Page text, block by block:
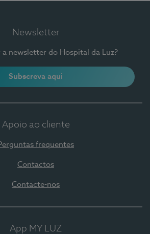
Newsletter
a newsletter do Hospital da Luz?
Subscreva aqui
Apoio ao cliente
frequentes
Contactos
Contacte-nos
App MY LUZ